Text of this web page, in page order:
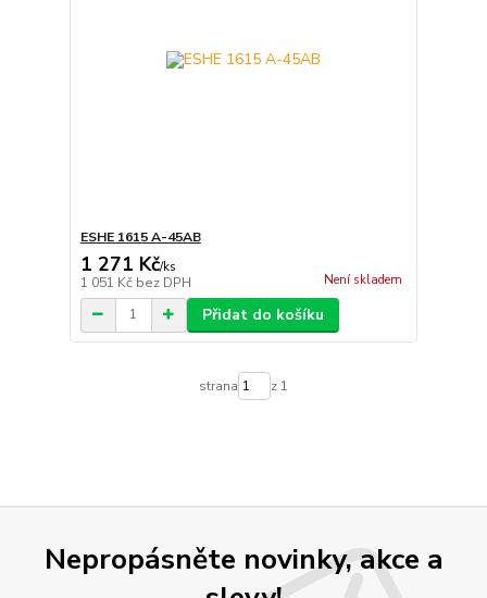
ESHE 1615 A-45AB
1 271 Kč/ks
1 051 Kč bez DPH Není skladem
Přidat do košíku
strana z 1
Nepropásněte novinky, akce a